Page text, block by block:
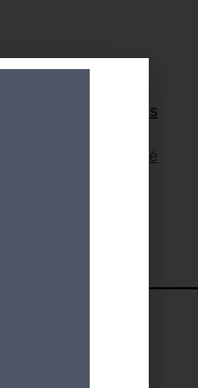
Retour aux activités
Lien pour cette activité